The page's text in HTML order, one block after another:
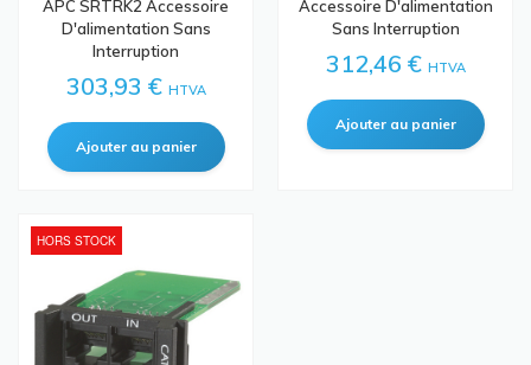
APC SRTRK2 Accessoire
D'alimentation Sans
Interruption
303,93 € HTVA
Accessoire D'alimentation
Sans Interruption
312,46 € HTVA
HORS STOCK